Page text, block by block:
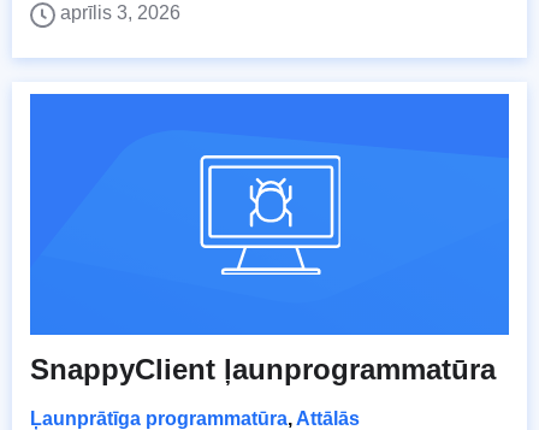
aprīlis 3, 2026
SnappyClient ļaunprogrammatūra
Ļaunprātīga programmatūra, Attālās